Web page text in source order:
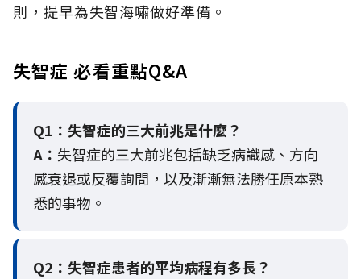
則，提早為失智海嘯做好準備。
失智症 必看重點Q&A
Q1：失智症的三大前兆是什麼？
A： 失智症的三大前兆包括缺乏病識感、方向
感衰退或反覆詢問，以及漸漸無法勝任原本熟
悉的事物。
Q2： 失智症患者的平均病程有多長？